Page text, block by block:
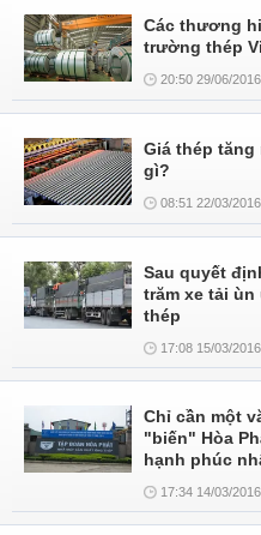
Các thương
trường thép
20:50 29/06/2016
Giá thép
gì?
08:51 22/03/2016
Sau quyết
trăm xe tải
thép
17:08 15/03/2016
Chỉ cần một
"biến" Hòa
hạnh phúc
17:34 14/03/2016